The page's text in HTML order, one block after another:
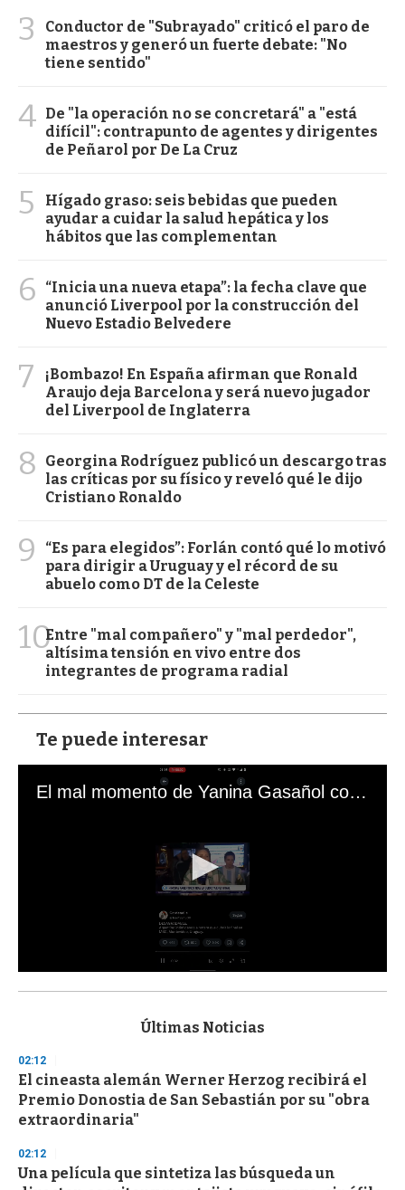
3
Conductor de "Subrayado" criticó el paro de
maestros y generó un fuerte debate: "No
tiene sentido"
4 De "la operación no se concretará" a "está
difícil": contrapunto de agentes y dirigentes
de Peñarol por De La Cruz
5
Hígado graso: seis bebidas que pueden
ayudar a cuidar la salud hepática y los
hábitos que las complementan
6
“Inicia una nueva etapa”: la fecha clave que
anunció Liverpool por la construcción del
Nuevo Estadio Belvedere
7
¡Bombazo! En España afirman que Ronald
Araujo deja Barcelona y será nuevo jugador
del Liverpool de Inglaterra
8
Georgina Rodríguez publicó un descargo tras
las críticas por su físico y reveló qué le dijo
Cristiano Ronaldo
9
“Es para elegidos”: Forlán contó qué lo motivó
para dirigir a Uruguay y el récord de su
abuelo como DT de la Celeste
10Entre "mal compañero" y "mal perdedor",
altísima tensión en vivo entre dos
integrantes de programa radial
Te puede interesar
El mal momento de Yanina Gasañol con un hincha argentino en "Subrayado"
s
d
s
o
f
3
s
e
c
Últimas Noticias
02:12
El cineasta alemán Werner Herzog recibirá el
Premio Donostia de San Sebastián por su "obra
extraordinaria"
02:12
Una película que sintetiza las búsqueda un